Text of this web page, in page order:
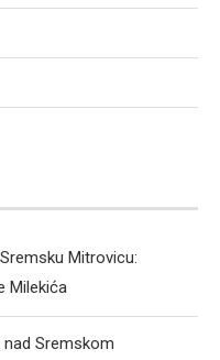
Mitrovicu:
Milekića
Sremskom